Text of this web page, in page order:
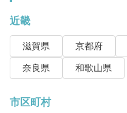
近畿
滋賀県 京都府
奈良県
和歌山県
市区町村